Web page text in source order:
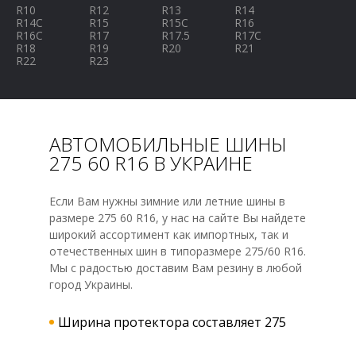
R10 R12 R13
R14
R14C
R15 R15C
R16
R16C
R17 R17.5
R17C
R18
R19 R20
R21
R22
R23
АВТОМОБИЛЬНЫЕ ШИНЫ
275 60 R16 В УКРАИНЕ
Если Вам нужны зимние или летние шины в
размере 275 60 R16, у нас на сайте Вы найдете
широкий ассортимент как импортных, так и
отечественных шин в типоразмере 275/60 R16.
Мы с радостью доставим Вам резину в любой
город Украины.
Ширина протектора составляет 275